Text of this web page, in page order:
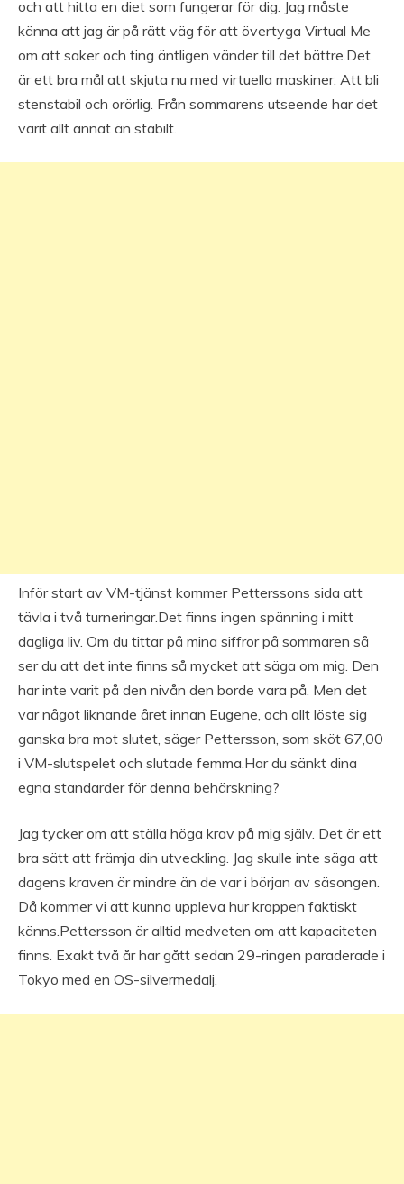
och att hitta en diet som fungerar för dig. Jag måste
känna att jag är på rätt väg för att övertyga Virtual Me
om att saker och ting äntligen vänder till det bättre.Det
är ett bra mål att skjuta nu med virtuella maskiner. Att bli
stenstabil och orörlig. Från sommarens utseende har det
varit allt annat än stabilt.
Inför start av VM-tjänst kommer Petterssons sida att
tävla i två turneringar.Det finns ingen spänning i mitt
dagliga liv. Om du tittar på mina siffror på sommaren så
ser du att det inte finns så mycket att säga om mig. Den
har inte varit på den nivån den borde vara på. Men det
var något liknande året innan Eugene, och allt löste sig
ganska bra mot slutet, säger Pettersson, som sköt 67,00
i VM-slutspelet och slutade femma.Har du sänkt dina
egna standarder för denna behärskning?
Jag tycker om att ställa höga krav på mig själv. Det är ett
bra sätt att främja din utveckling. Jag skulle inte säga att
dagens kraven är mindre än de var i början av säsongen.
Då kommer vi att kunna uppleva hur kroppen faktiskt
känns.Pettersson är alltid medveten om att kapaciteten
finns. Exakt två år har gått sedan 29-ringen paraderade i
Tokyo med en OS-silvermedalj.